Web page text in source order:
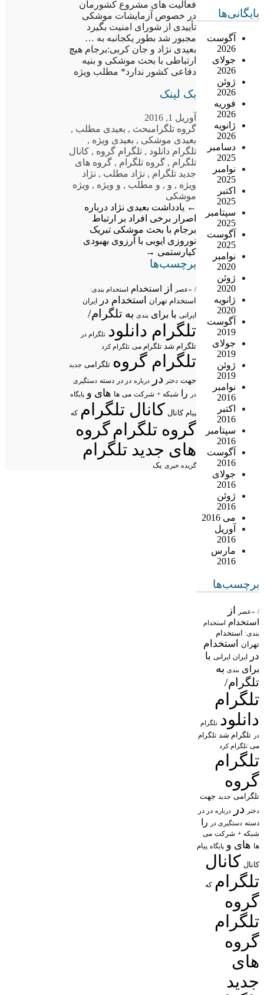
بایگانی‌ها
آگوست
2026
جولای
2026
ژوئن
2026
فوریه
2026
ژانویه
2026
دسامبر
2025
نوامبر
2025
اکتبر
2025
سپتامبر
2025
آگوست
2025
نوامبر
2020
ژوئن
2020
ژانویه
2020
آگوست
2019
جولای
2019
ژوئن
2019
نوامبر
2016
اکتبر
2016
سپتامبر
2016
آگوست
2016
جولای
2016
ژوئن
2016
می 2016
آوریل
2016
مارس
2016
برچسب‌ها
/ «عصر از
استخدام استخدام
بندی: استخدام
تهران
استخدام
در
ایران ایرانی با
برای بندی به
تلگرام/
تلگرام
دانلود تلگرام
در تلگرام شد تلگرام
می تلگرام کرد
تلگرام
گروه
تلگرامی جدید جهت
دختر در درباره در در
دسته دستگیری در را
شبکه + شرکت می
ها های و پایگاه پیام
کانال کانال
تلگرام که
گروه
تلگرام
گروه
های
جدید
فعالیت های مشروع کشورمان
در خصوص آزمایشات موشکی
تأییدی از شورای امنیت بگیرد
مجبور شد بطور یکجانبه به …
بعیدی نژاد و جان کربی:برجام هیچ
ارتباطی با بحث موشکی و بنیه
دفاعی کشور ندارد* مطلب ویژه
بک لینک
آوریل 1, 2016
گروه تلگرامبحث , بعیدی مطلب ,
بعیدی موشکی , بعیدی ویژه ,
تلگرام دانلود , تلگرام گروه , کانال
تلگرام , گروه تلگرام , گروه های
جدید تلگرام , نژاد مطلب , نژاد
ویژه , و , و مطلب , و ویژه , ویژه
موشکی
← یادداشت بعیدی نژاد درباره
اصرار برخی افراد بر ارتباط
برجام با بحث موشکی تبریک
نوروزی ایوبی با آرزوی بهبودی
کیارستمی →
برچسب‌ها
/ «عصر از استخدام استخدام بندی:
استخدام تهران استخدام در ایران
ایرانی با برای بندی به تلگرام/
تلگرام دانلود تلگرام در
تلگرام شد تلگرام می تلگرام کرد
تلگرام گروه تلگرامی جدید
جهت دختر در درباره در در دسته دستگیری
در
را شبکه + شرکت می ها های و پایگاه
پیام کانال کانال تلگرام که
گروه تلگرامگروه
های جدید تلگرام
گزیده خبری یک